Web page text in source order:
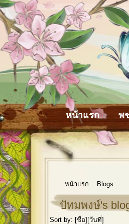
หน้าแรก พ
หน้าแรก :: Blogs
ปัทมพงษ์'s
Sort by: [ชื่อ][วันที่]